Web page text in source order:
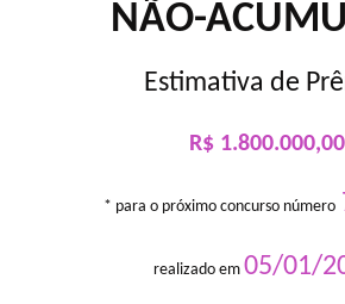
NÃO-
Estimativa de
R$ 1.800.000,00
* para o próximo concurso número
realizado em 05/01/